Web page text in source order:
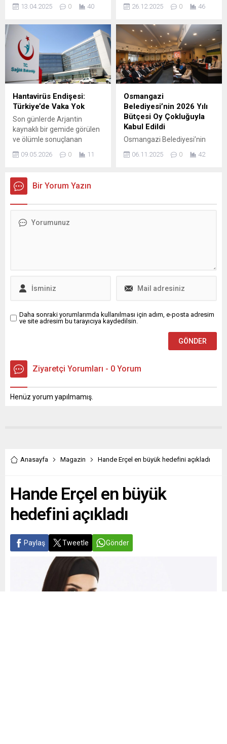
araştırma ve...
yerinde Atatürk Kültür
Fuar Alanı’nda kapılarını açtı.
Bursa Büyükşehir
Belediyesi’nin katkılarıyla
Tüyap Fuarcılık Grubu ve
Türkiye Yayıncılar Birliği
işbirliğiyle düzenlenen 22.
Bursa Kitap Fuarı, Atatürk
Kültür Merkezi Merinos
Yerleşkesi Fuar Alanı’nda
binlerce kitapseveri ağırlıyor.
12-20...
13.04.2025 0 40
Nilüfer’de karar süreçlerinin
akıl temelinde şekillendiğini
vurgulayarak, 2026’ya daha
güçlü bir yönetim vizyonuyla
ilerlediklerini söyledi. Nilüfer
Belediye Başkanı Şadi
Özdemir, 2025 yılının son
toplantısında ilçedeki 64
mahalle muhtarıyla Nilüfer
Barış Meclisi’nde buluştu.
Nilüfer Belediye Başkan
26.12.2025 0 46
Hantavirüs Endişesi:
Türkiye’de Vaka Yok
Son günlerde Arjantin
kaynaklı bir gemide görülen
ve ölümle sonuçlanan
hantavirüs haberleri, küresel
çapta tedirginlik yarattı. Bu
yetkililer halkı bilgilendirmek
üzere açıklama yaptı. Sağlık
konusu vakaların yakından
09.05.2026 0 11
Osmangazi
Belediyesi’nin 2026 Yılı
Bütçesi Oy Çokluğuyla
Kabul Edildi
Osmangazi Belediyesi’nin
2026 yılı bütçesi 9 milyar
525 milyon lira olarak oy
06.11.2025 0 42
Bir Yorum Yazın
Daha sonraki yorumlarımda kullanılması için adım, e-posta adresim
ve site adresim bu tarayıcıya kaydedilsin.
Ziyaretçi Yorumları - 0 Yorum
Henüz yorum yapılmamış.
Anasayfa Magazin Hande Erçel en büyük hedefini açıkladı
Hande Erçel en büyük
hedefini açıkladı
Paylaş Tweetle Gönder